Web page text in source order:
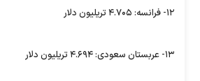
۱۲- فرانسه: ۴.۷۰۵ تریلیون دلار
۱۳- عربستان سعودی: ۴.۶۹۴ تریلیون دلار